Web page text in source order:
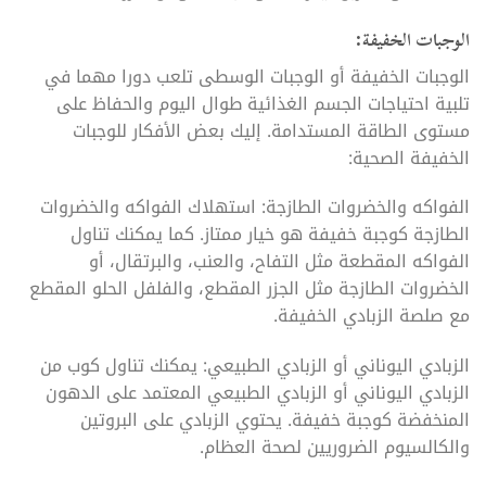
الوجبات الخفيفة:
الوجبات الخفيفة أو الوجبات الوسطى تلعب دورا مهما في
تلبية احتياجات الجسم الغذائية طوال اليوم والحفاظ على
مستوى الطاقة المستدامة. إليك بعض الأفكار للوجبات
الخفيفة الصحية:
الفواكه والخضروات الطازجة: استهلاك الفواكه والخضروات
الطازجة كوجبة خفيفة هو خيار ممتاز. كما يمكنك تناول
الفواكه المقطعة مثل التفاح، والعنب، والبرتقال، أو
الخضروات الطازجة مثل الجزر المقطع، والفلفل الحلو المقطع
مع صلصة الزبادي الخفيفة.
الزبادي اليوناني أو الزبادي الطبيعي: يمكنك تناول كوب من
الزبادي اليوناني أو الزبادي الطبيعي المعتمد على الدهون
المنخفضة كوجبة خفيفة. يحتوي الزبادي على البروتين
والكالسيوم الضروريين لصحة العظام.